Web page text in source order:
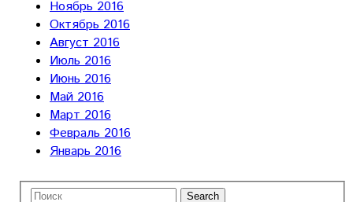
Ноябрь 2016
Октябрь 2016
Август 2016
Июль 2016
Июнь 2016
Май 2016
Март 2016
Февраль 2016
Январь 2016